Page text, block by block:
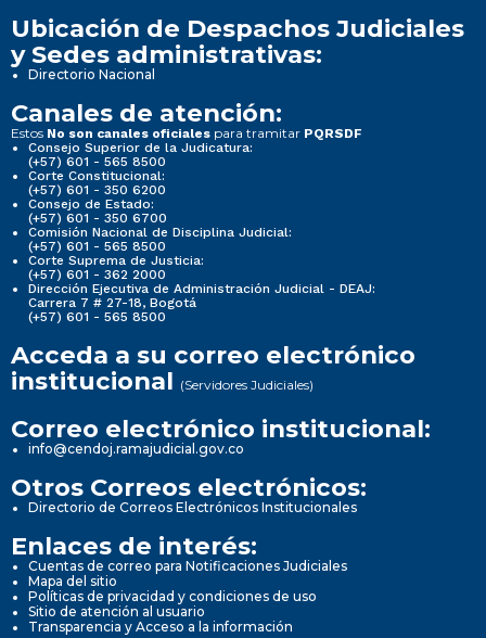
Ubicación de Despachos Judiciales
y Sedes administrativas:
Directorio Nacional
Canales de atención:
Estos No son canales oficiales para tramitar PQRSDF
Consejo Superior de la Judicatura:
(+57) 601 - 565 8500
Corte Constitucional:
(+57) 601 - 350 6200
Consejo de Estado:
(+57) 601 - 350 6700
Comisión Nacional de Disciplina Judicial:
(+57) 601 - 565 8500
Corte Suprema de Justicia:
(+57) 601 - 362 2000
Dirección Ejecutiva de Administración Judicial - DEAJ:
Carrera 7 # 27-18, Bogotá
(+57) 601 - 565 8500
Acceda a su correo electrónico
institucional (Servidores Judiciales)
Correo electrónico institucional:
info@cendoj.ramajudicial.gov.co
Otros Correos electrónicos:
Directorio de Correos Electrónicos Institucionales
Enlaces de interés:
Cuentas de correo para Notificaciones Judiciales
Mapa del sitio
Políticas de privacidad y condiciones de uso
Sitio de atención al usuario
Transparencia y Acceso a la información